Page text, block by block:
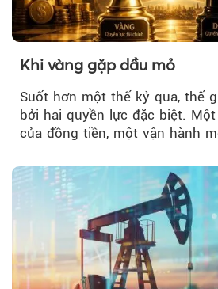
Khi vàng gặp dầu mỏ
Suốt hơn một thế kỷ qua, thế
bởi hai quyền lực đặc biệt.
của đồng tiền, một vận hành